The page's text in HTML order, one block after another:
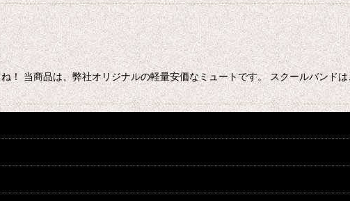
！ 当商品は、弊社オリジナルの軽量安価なミュートです。 スクールバン